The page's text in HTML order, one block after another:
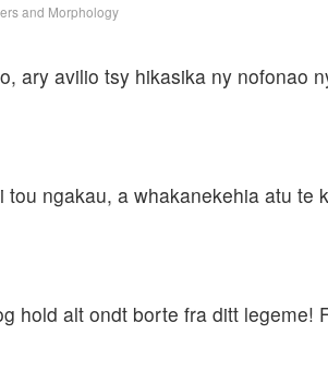
and Morphology
ary avilio tsy hikasika ny nofonao
ngakau, a whakanekehia atu
hold alt ondt borte fra ditt legeme!